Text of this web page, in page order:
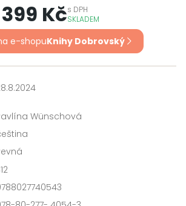
399 Kčs DPH
SKLADEM
e-shopuKnihy Dobrovský
Wünschová